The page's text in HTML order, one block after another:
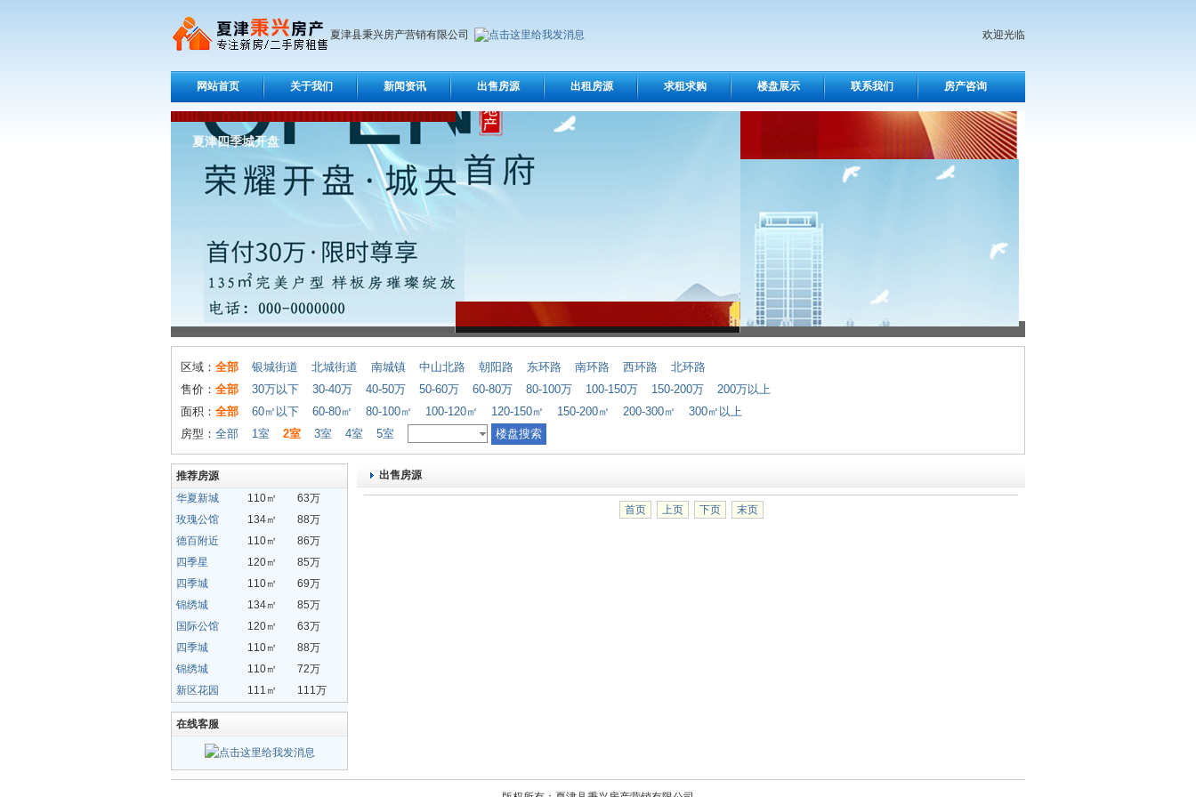
夏津县秉兴房产营销有限公司 欢迎光临
网站首页 关于我们 新闻资讯 出售房源 出租房源 求租求购 楼盘展示 联系我们 房产咨询
夏津四季城开盘
区域： 全部 银城街道 北城街道 南城镇 中山北路 朝阳路 东环路 南环路 西环路
北环路
售价： 全部 30万以下 30-40万 40-50万 50-60万 60-80万 80-100万 100-150万 150-200万
200万以上
面积： 全部 60㎡以下 60-80㎡ 80-100㎡ 100-120㎡ 120-150㎡ 150-200㎡ 200-300㎡
300㎡以上
房型： 全部 1室 2室 3室 4室 5室
推荐房源
华夏新城
110㎡
63万
玫瑰公馆
134㎡
88万
德百附近
110㎡
86万
四季星
120㎡
85万
四季城
110㎡
69万
锦绣城
134㎡
85万
国际公馆
120㎡
63万
四季城
110㎡
88万
锦绣城
110㎡
72万
新区花园
111㎡ 111万
在线客服
出售房源
首页 上页 下页 末页